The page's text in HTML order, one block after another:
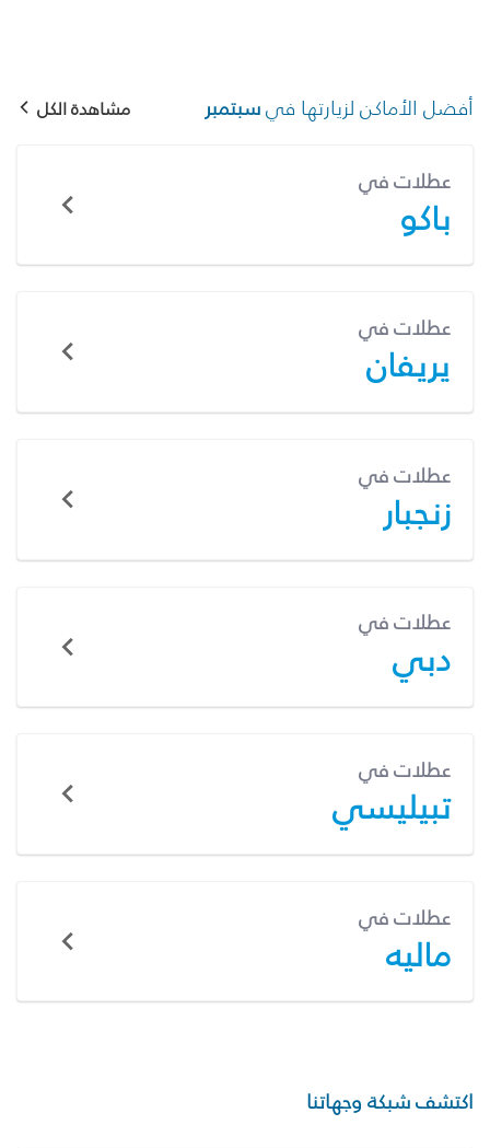
أفضل الأماكن لزيارتها فيسبتمبر مشاهدة الكل
عطلات في
باكو
عطلات في
يريفان
عطلات في
زنجبار
عطلات في
دبي
عطلات في
تبيليسي
عطلات في
ماليه
اكتشف شبكة وجهاتنا